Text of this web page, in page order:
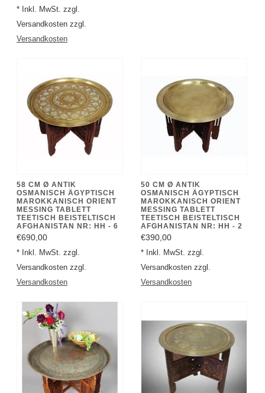
Versandkosten zzgl.
Versandkosten
MAROKKANISCH ORIENT
MESSING TABLETT
TEETISCH BEISTELTISCH
AFGHANISTAN NR: HH - 6
€690,00
* Inkl. MwSt. zzgl.
Versandkosten zzgl.
Versandkosten
MAROKKANISCH ORIENT
MESSING TABLETT
TEETISCH BEISTELTISCH
AFGHANISTAN NR: HH - 2
€390,00
* Inkl. MwSt. zzgl.
Versandkosten zzgl.
Versandkosten